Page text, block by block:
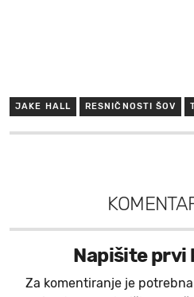
JAKE HALL RESNIČNOSTI ŠOV
Napišite prvi
Za komentiranje je